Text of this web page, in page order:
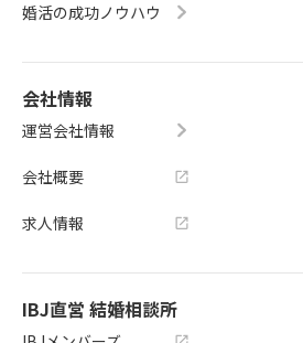
婚活の成功ノウハウ
会社情報
運営会社情報
会社概要
求人情報
IBJ直営 結婚相談所